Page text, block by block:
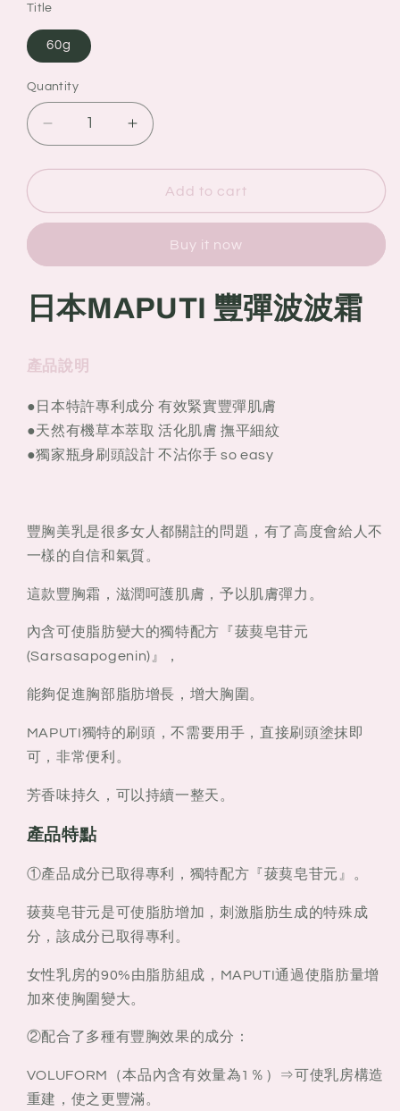
Title
60g
Quantity
Quantity
Decrease
quantity
for
本
乳
霜
Increase
quantity
for
本
MAPUTI
乳
Add to cart
Buy it now
日本MAPUTI 豐彈波波霜
產品說明
●日本特許專利成分 有效緊實豐彈肌膚
●天然有機草本萃取 活化肌膚 撫平細紋
●獨家瓶身刷頭設計 不沾你手 so easy
豐胸美乳是很多女人都關註的問題，有了高度會給人不
一樣的自信和氣質。
這款豐胸霜，滋潤呵護肌膚，予以肌膚彈力。
內含可使脂肪變大的獨特配方『菝葜皂苷元
(Sarsasapogenin)』，
能夠促進胸部脂肪增長，增大胸圍。
MAPUTI獨特的刷頭，不需要用手，直接刷頭塗抹即
可，非常便利。
芳香味持久，可以持續一整天。
產品特點
①產品成分已取得專利，獨特配方『菝葜皂苷元』。
菝葜皂苷元是可使脂肪增加，刺激脂肪生成的特殊成
分，該成分已取得專利。
女性乳房的90%由脂肪組成，MAPUTI通過使脂肪量增
加來使胸圍變大。
②配合了多種有豐胸效果的成分：
VOLUFORM（本品內含有效量為1％）⇒可使乳房構造
重建，使之更豐滿。